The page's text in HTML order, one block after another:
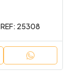
REF: 25308